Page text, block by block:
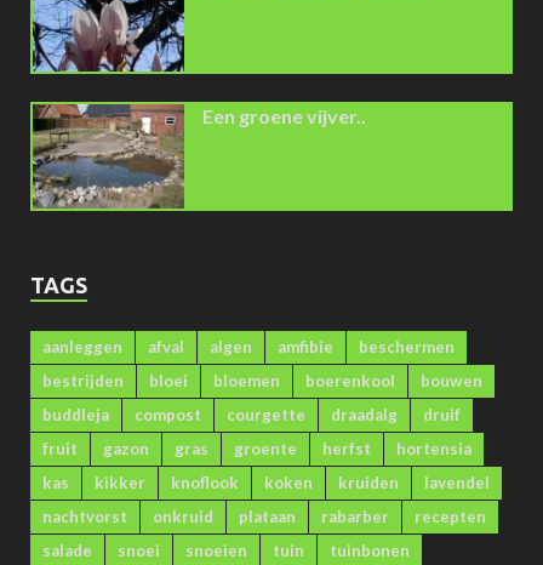
Een groene vijver..
TAGS
aanleggen afval algen amfibie
beschermen
bestrijden
bloei bloemen boerenkool
bouwen
buddleja
compost courgette draadalg
druif
fruit
gazon gras groente herfst
hortensia
kas
kikker knoflook koken kruiden
lavendel
nachtvorst
onkruid plataan rabarber
recepten
salade
snoei snoeien tuin tuinbonen